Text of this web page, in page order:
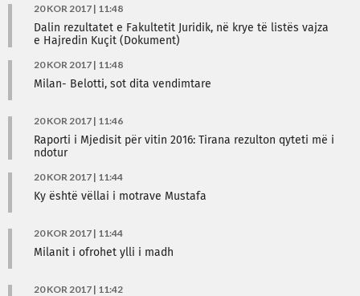
20 KOR 2017 | 11:48
Dalin rezultatet e Fakultetit Juridik, në krye të listës vajza
e Hajredin Kuçit (Dokument)
20 KOR 2017 | 11:48
Milan- Belotti, sot dita vendimtare
20 KOR 2017 | 11:46
Raporti i Mjedisit për vitin 2016: Tirana rezulton qyteti më i
ndotur
20 KOR 2017 | 11:44
Ky është vëllai i motrave Mustafa
20 KOR 2017 | 11:44
Milanit i ofrohet ylli i madh
20 KOR 2017 | 11:42